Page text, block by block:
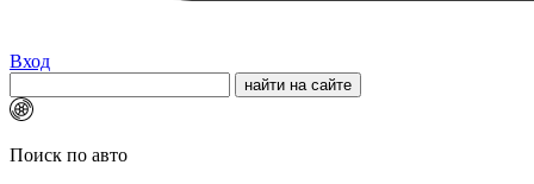
Вход
Поиск по авто